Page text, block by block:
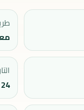
24 صفر 1448 هـ